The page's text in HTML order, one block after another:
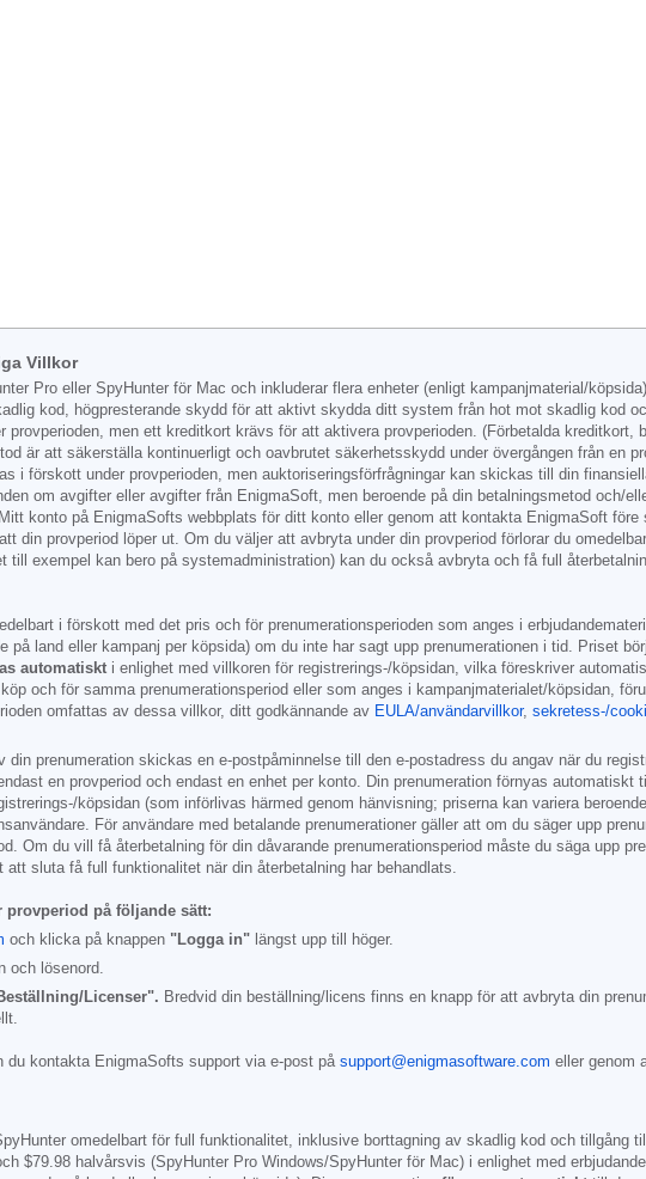
Villkor
Pro eller SpyHunter för Mac och inkluderar flera enheter (enligt kampanjmaterial/
kod, högpresterande skydd för att aktivt skydda ditt system från hot mot skadlig kod
provperioden, men ett kreditkort krävs för att aktivera provperioden. (Förbetalda
är att säkerställa kontinuerligt och oavbrutet säkerhetsskydd under övergången från en
i förskott under provperioden, men auktoriseringsförfrågningar kan skickas till din
om avgifter eller avgifter från EnigmaSoft, men beroende på din betalningsmetod och/
konto på EnigmaSofts webbplats för ditt konto eller genom att kontakta EnigmaSoft
din provperiod löper ut. Om du väljer att avbryta under din provperiod förlorar du
till exempel kan bero på systemadministration) kan du också avbryta och få full
i förskott med det pris och för prenumerationsperioden som anges i
på land eller kampanj per köpsida) om du inte har sagt upp prenumerationen i tid. Priset
automatiskt i enlighet med villkoren för registrerings-/köpsidan, vilka föreskriver
och för samma prenumerationsperiod eller som anges i kampanjmaterialet/köpsidan,
omfattas av dessa villkor, ditt godkännande av EULA/användarvillkor, sekretess-/
din prenumeration skickas en e-postpåminnelse till den e-postadress du angav när du
en provperiod och endast en enhet per konto. Din prenumeration förnyas automatiskt
köpsidan (som införlivas härmed genom hänvisning; priserna kan variera
För användare med betalande prenumerationer gäller att om du säger upp
Om du vill få återbetalning för din dåvarande prenumerationsperiod måste du säga upp
sluta få full funktionalitet när din återbetalning har behandlats.
provperiod på följande sätt:
och klicka på knappen "Logga in" längst upp till höger.
och lösenord.
Licenser". Bredvid din beställning/licens finns en knapp för att avbryta din
du kontakta EnigmaSofts support via e-post på support@enigmasoftware.com eller genom
omedelbart för full funktionalitet, inklusive borttagning av skadlig kod och tillgång
$79.98 halvårsvis (SpyHunter Pro Windows/SpyHunter för Mac) i enlighet med